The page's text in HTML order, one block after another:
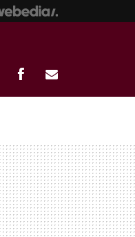
MAIL